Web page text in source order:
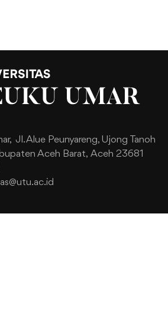
Jl. Alue Peunyareng, Ujong Tanoh
Aceh Barat, Aceh 23681